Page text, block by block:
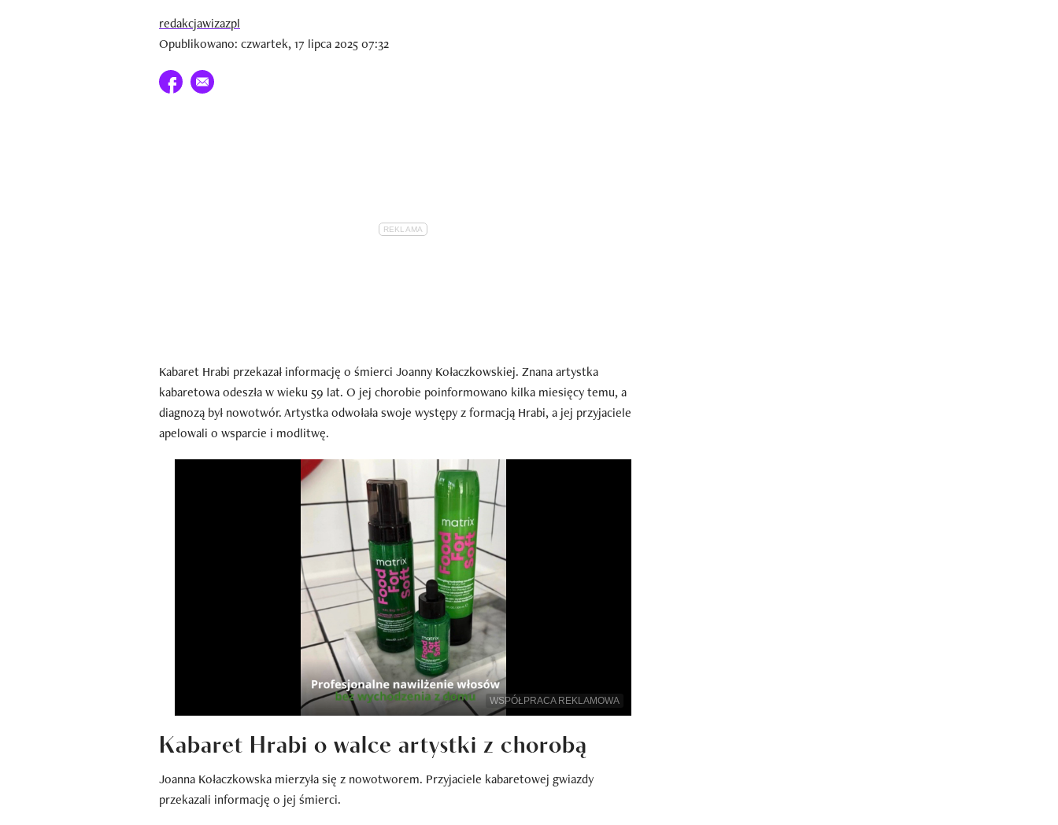
redakcjawizazpl
Opublikowano: czwartek, 17 lipca 2025 07:32
Udostępnij na facebook
E-mail do przyjaciela
Kabaret Hrabi przekazał informację o śmierci Joanny Kołaczkowskiej. Znana artystka
kabaretowa odeszła w wieku 59 lat. O jej chorobie poinformowano kilka miesięcy temu, a
diagnozą był nowotwór. Artystka odwołała swoje występy z formacją Hrabi, a jej przyjaciele
apelowali o wsparcie i modlitwę.
WSPÓŁPRACA REKLAMOWA
Kabaret Hrabi o walce artystki z chorobą
Joanna Kołaczkowska mierzyła się z nowotworem. Przyjaciele kabaretowej gwiazdy
przekazali informację o jej śmierci.